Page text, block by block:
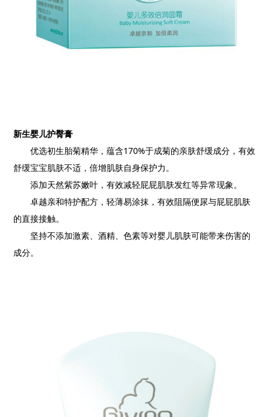
新生婴儿护臀膏
优选初生胎菊精华，蕴含170%于成菊的亲肤舒缓成分，有效
舒缓宝宝肌肤不适，倍增肌肤自身保护力。
添加天然紫苏嫩叶，有效减轻屁屁肌肤发红等异常现象。
卓越亲和特护配方，轻薄易涂抹，有效阻隔便尿与屁屁肌肤
的直接接触。
坚持不添加激素、酒精、色素等对婴儿肌肤可能带来伤害的
成分。